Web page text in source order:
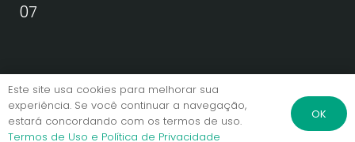
07
Política de Privacidade | Termos de Uso
© Caput Consultoria. Todos os direitos reservados.
Este site usa cookies para melhorar sua
experiência. Se você continuar a navegação,
estará concordando com os termos de uso.
Termos de Uso e Política de Privacidade
OK